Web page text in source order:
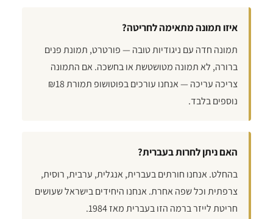
איזו תמונה מתאימה לחריטה?
תמונה חדה עם ניגודיות טובה — פורטרט, תמונת פנים
ברורה, לא תמונה מטושטשת או בחשכה. אם התמונה
צריכה עריכה — אנחנו עורכים בפוטושופ תמורת ₪18
נוספים בלבד.
האם ניתן לחרות בעברית?
בהחלט. אנחנו חורתים בעברית, אנגלית, ערבית, רוסית,
צרפתית וכל שפה אחרת. אנחנו היחידים בישראל שעושים
חריטת לייזר ברמה הזו בעברית מאז 1984.